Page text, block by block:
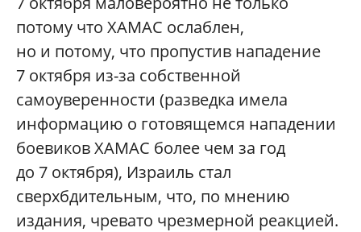
потому что ХАМАС ослаблен,
но и потому, что пропустив нападение
7 октября из-за собственной
самоуверенности (разведка имела
информацию о готовящемся нападении
боевиков ХАМАС более чем за год
до 7 октября), Израиль стал
сверхбдительным, что, по мнению
издания, чревато чрезмерной реакцией.